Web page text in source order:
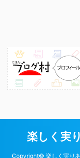
楽しく実
Copyright© 楽しく実り